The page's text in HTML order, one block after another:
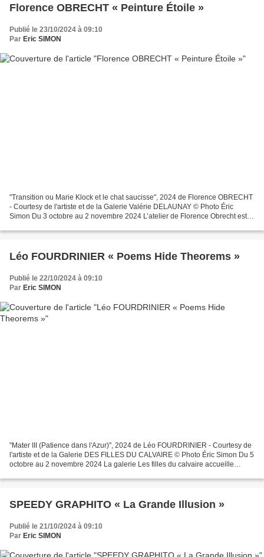
Florence OBRECHT « Peinture Étoile »
Publié le 23/10/2024 à 09:10
Par Eric SIMON
"Transition ou Marie Klock et le chat saucisse", 2024 de Florence OBRECHT
- Courtesy de l'artiste et de la Galerie Valérie DELAUNAY © Photo Éric
Simon Du 3 octobre au 2 novembre 2024 L’atelier de Florence Obrecht est
Léo FOURDRINIER « Poems Hide Theorems »
Publié le 22/10/2024 à 09:10
Par Eric SIMON
"Mater III (Patience dans l'Azur)", 2024 de Léo FOURDRINIER - Courtesy de
l'artiste et de la Galerie DES FILLES DU CALVAIRE © Photo Éric Simon Du 5
octobre au 2 novembre 2024 La galerie Les filles du calvaire accueille
SPEEDY GRAPHITO « La Grande Illusion »
Publié le 21/10/2024 à 09:10
Par Eric SIMON